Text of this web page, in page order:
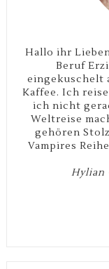
Hallo ihr
Beruf
eingekuschelt
Kaffee. Ich
ich nicht
Weltreise
gehören
Vampires
Hylian